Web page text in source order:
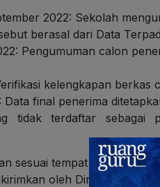
2022: Sekolah
berasal dari Data
Pengumuman calon
kelengkapan berkas
final penerima
tidak terdaftar sebagai
sesuai tempat tinggal
oleh Dinas Sosial ke